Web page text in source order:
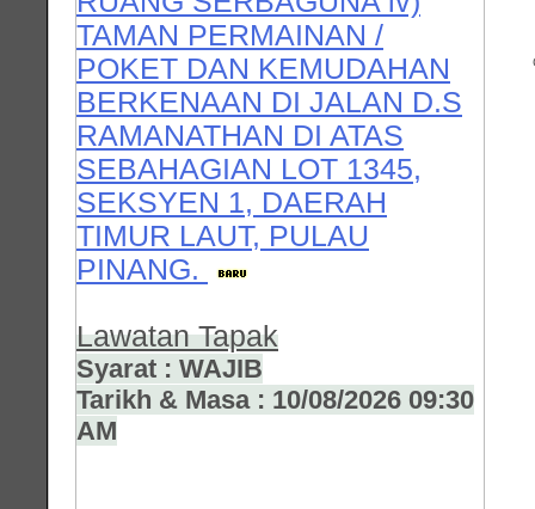
TAMAN PERMAINAN /
POKET DAN KEMUDAHAN
BERKENAAN DI JALAN D.S
RAMANATHAN DI ATAS
SEBAHAGIAN LOT 1345,
SEKSYEN 1, DAERAH
TIMUR LAUT, PULAU
PINANG.
Lawatan Tapak
Syarat : WAJIB
Tarikh & Masa : 10/08/2026 09:30
AM